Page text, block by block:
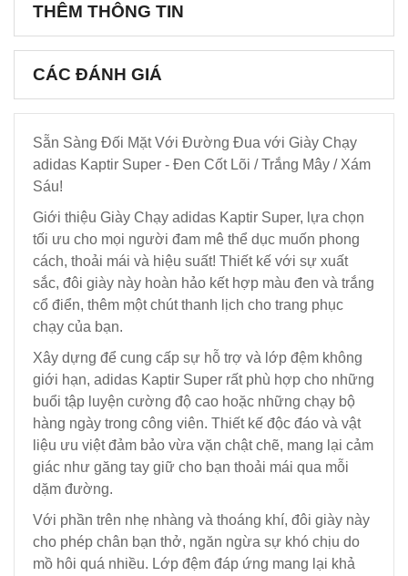
THÊM THÔNG TIN
CÁC ĐÁNH GIÁ
Sẵn Sàng Đối Mặt Với Đường Đua với Giày Chạy
adidas Kaptir Super - Đen Cốt Lõi / Trắng Mây / Xám
Sáu!
Giới thiệu Giày Chạy adidas Kaptir Super, lựa chọn
tối ưu cho mọi người đam mê thể dục muốn phong
cách, thoải mái và hiệu suất! Thiết kế với sự xuất
sắc, đôi giày này hoàn hảo kết hợp màu đen và trắng
cổ điển, thêm một chút thanh lịch cho trang phục
chạy của bạn.
Xây dựng để cung cấp sự hỗ trợ và lớp đệm không
giới hạn, adidas Kaptir Super rất phù hợp cho những
buổi tập luyện cường độ cao hoặc những chạy bộ
hàng ngày trong công viên. Thiết kế độc đáo và vật
liệu ưu việt đảm bảo vừa vặn chật chẽ, mang lại cảm
giác như găng tay giữ cho bạn thoải mái qua mỗi
dặm đường.
Với phần trên nhẹ nhàng và thoáng khí, đôi giày này
cho phép chân bạn thở, ngăn ngừa sự khó chịu do
mồ hôi quá nhiều. Lớp đệm đáp ứng mang lại khả